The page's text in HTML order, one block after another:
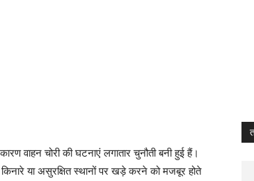
वाहन चोरी की घटनाएं लगातार चुनौती बनी हुई हैं।
या असुरक्षित स्थानों पर खड़े करने को मजबूर होते